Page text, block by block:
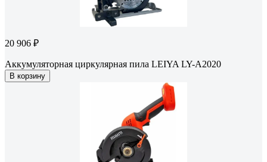
20 906 ₽
Аккумуляторная циркулярная пила LEIYA LY-A2020
В корзину